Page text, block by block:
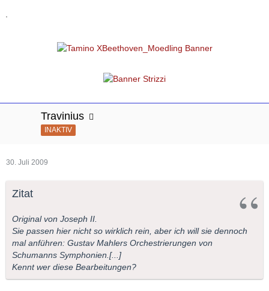
Travinius
INAKTIV
30. Juli 2009
Zitat
Original von Joseph II.
Sie passen hier nicht so wirklich rein, aber ich will sie dennoch
mal anführen: Gustav Mahlers Orchestrierungen von
Schumanns Symphonien.[...]
Kennt wer diese Bearbeitungen?